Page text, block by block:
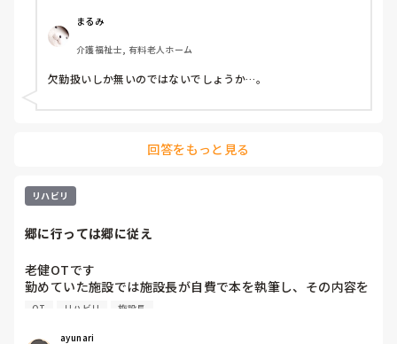
まるみ
介護福祉士, 有料老人ホーム
欠勤扱いしか無いのではないでしょうか…。
回答をもっと見る
リハビリ
郷に行っては郷に従え
老健OTです
勤めていた施設では施設長が自費で本を執筆し、その内容を
施設職員に読み合わせさせていました。
にそって関わりを持つようにとの指導がありました。
OT リハビリ 施設長
ayunari